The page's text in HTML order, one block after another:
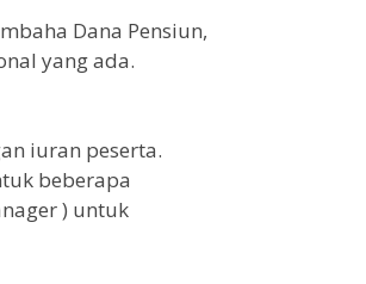
Dana Pensiun,
yang ada.
iuran peserta.
beberapa
) untuk